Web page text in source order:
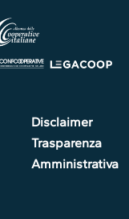
Disclaimer
Trasparenza
Amministrativa